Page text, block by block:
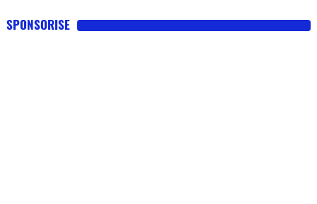
SPONSORISE